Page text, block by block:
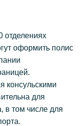
отделениях
оформить полис
консульскими
для
в том числе для